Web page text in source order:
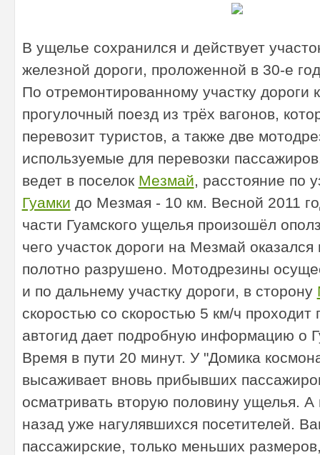
В ущелье сохранился и действует
железной дороги, проложенной в 30-е
По отремонтированному участку дороги
прогулочный поезд из трёх вагонов,
перевозит туристов, а также две
используемые для перевозки
ведет в поселок Мезмай, расстояние по
Гуамки до Мезмая - 10 км. Весной 2011
части Гуамского ущелья произошёл
чего участок дороги на Мезмай
полотно разрушено. Мотодрезины
и по дальнему участку дороги, в сторону
скоростью со скоростью 5 км/ч проходит
автогид дает подробную информацию о
Время в пути 20 минут. У "Домика
высаживает вновь прибывших
осматривать вторую половину ущелья. А
назад уже нагулявшихся посетителей.
пассажирские, только меньших